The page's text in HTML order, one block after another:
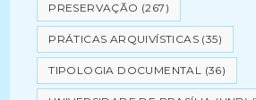
PRESERVAÇÃO (267)
PRÁTICAS ARQUIVÍSTICAS (35)
TIPOLOGIA DOCUMENTAL (36)